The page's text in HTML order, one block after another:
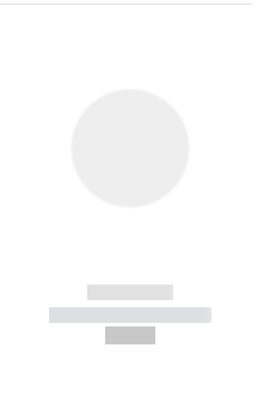
------------
----------- -----------